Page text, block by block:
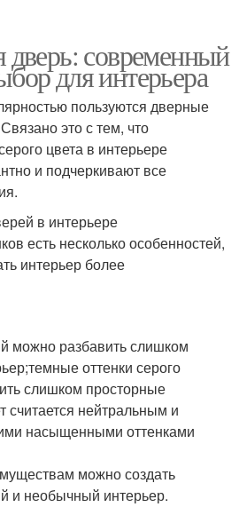
дверь: современный
для интерьера
пользуются дверные
это с тем, что
цвета в интерьере
и подчеркивают все
в интерьере
есть несколько особенностей,
интерьер более
можно разбавить слишком
оттенки серого
слишком просторные
нейтральным и
насыщенными оттенками
можно создать
и необычный интерьер.